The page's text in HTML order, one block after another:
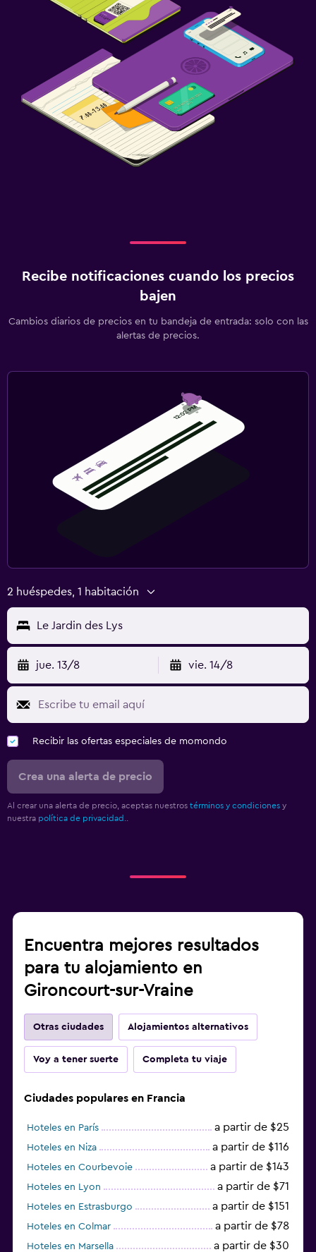
Recibe notificaciones cuando los precios
bajen
Cambios diarios de precios en tu bandeja de entrada: solo con las
alertas de precios.
2 huéspedes, 1 habitación
Le Jardin des Lys
jue. 13/8 vie. 14/8
Recibir las ofertas especiales de momondo
Crea una alerta de precio
Al crear una alerta de precio, aceptas nuestros términos y condiciones y
nuestra política de privacidad.
Encuentra mejores resultados
para tu alojamiento en
Gironcourt-sur-Vraine
Otras ciudades Alojamientos alternativos
Voy a tener suerte Completa tu viaje
Ciudades populares en Francia
Hoteles en París a partir de $25
Hoteles en Niza a partir de $116
Hoteles en Courbevoie a partir de $143
Hoteles en Lyon a partir de $71
Hoteles en Estrasburgo a partir de $151
Hoteles en Colmar a partir de $78
Hoteles en Marsella a partir de $30